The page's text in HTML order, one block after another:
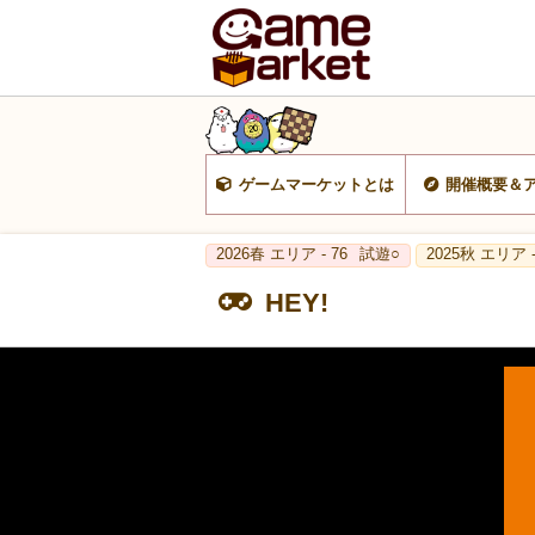
ゲームマーケットとは 開催概要＆
2026春 エリア - 76 試遊○ 2025秋 エリア
HEY!